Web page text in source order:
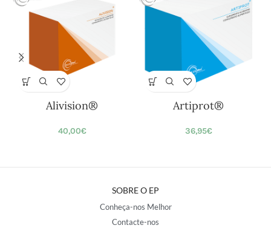
Alivision®
40,00€
Artiprot®
36,95€
SOBRE O EP
Conheça-nos Melhor
Contacte-nos